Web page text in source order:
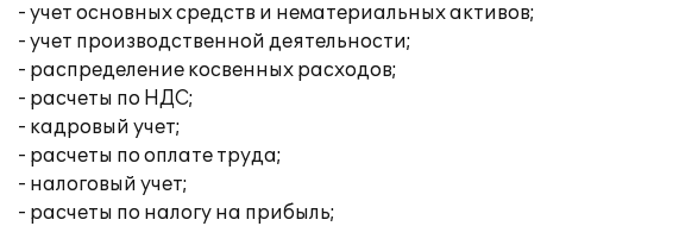
- учет основных средств и нематериальных активов;
- учет производственной деятельности;
- распределение косвенных расходов;
- расчеты по НДС;
- кадровый учет;
- расчеты по оплате труда;
- налоговый учет;
- расчеты по налогу на прибыль;